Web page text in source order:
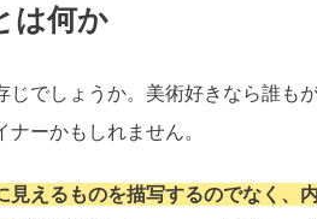
は何か
じでしょうか。美術好きなら誰
ーかもしれません。
見えるものを描写するのでなく、